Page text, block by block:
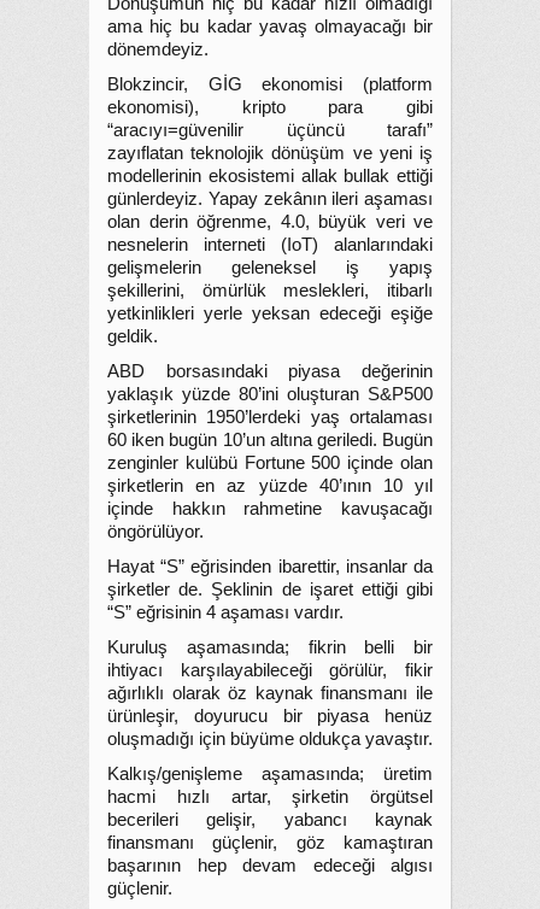
ama hiç bu kadar yavaş olmayacağı bir
dönemdeyiz.
Blokzincir, GİG ekonomisi (platform
ekonomisi), kripto para gibi
“aracıyı=güvenilir üçüncü tarafı”
zayıflatan teknolojik dönüşüm ve yeni iş
modellerinin ekosistemi allak bullak ettiği
günlerdeyiz. Yapay zekânın ileri aşaması
olan derin öğrenme, 4.0, büyük veri ve
nesnelerin interneti (IoT) alanlarındaki
gelişmelerin geleneksel iş yapış
şekillerini, ömürlük meslekleri, itibarlı
yetkinlikleri yerle yeksan edeceği eşiğe
geldik.
ABD borsasındaki piyasa değerinin
yaklaşık yüzde 80’ini oluşturan S&P500
şirketlerinin 1950’lerdeki yaş ortalaması
60 iken bugün 10’un altına geriledi. Bugün
zenginler kulübü Fortune 500 içinde olan
şirketlerin en az yüzde 40’ının 10 yıl
içinde hakkın rahmetine kavuşacağı
öngörülüyor.
Hayat “S” eğrisinden ibarettir, insanlar da
şirketler de. Şeklinin de işaret ettiği gibi
“S” eğrisinin 4 aşaması vardır.
Kuruluş aşamasında; fikrin belli bir
ihtiyacı karşılayabileceği görülür, fikir
ağırlıklı olarak öz kaynak finansmanı ile
ürünleşir, doyurucu bir piyasa henüz
oluşmadığı için büyüme oldukça yavaştır.
Kalkış/genişleme aşamasında; üretim
hacmi hızlı artar, şirketin örgütsel
becerileri gelişir, yabancı kaynak
finansmanı güçlenir, göz kamaştıran
başarının hep devam edeceği algısı
güçlenir.